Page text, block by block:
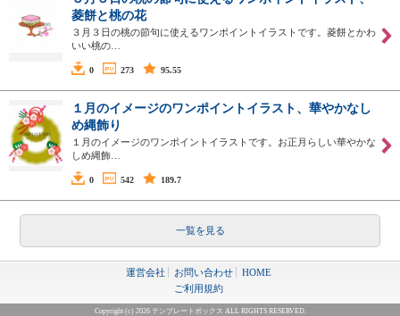
菱餅と桃の花
３月３日の桃の節句に使えるワンポイントイラストです。菱餅とかわ
いい桃の…
0 273 95.55
１月のイメージのワンポイントイラスト、華やかなし
め縄飾り
１月のイメージのワンポイントイラストです。お正月らしい華やかな
しめ縄飾…
0 542 189.7
一覧を見る
運営会社 お問い合わせ
HOME
ご利用規約
Copyright (c) 2026 テンプレートボックス ALL RIGHTS RESERVED.